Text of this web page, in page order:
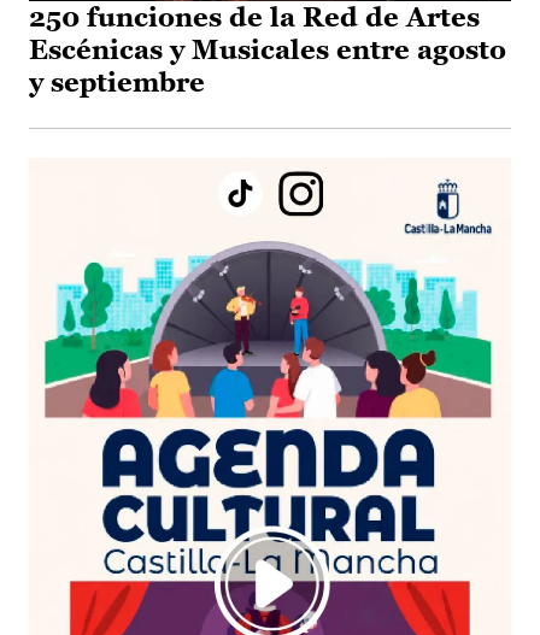
250 funciones de la Red de Artes
Escénicas y Musicales entre agosto
y septiembre